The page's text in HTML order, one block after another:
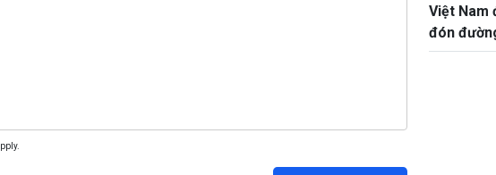
Việt Nam
đón